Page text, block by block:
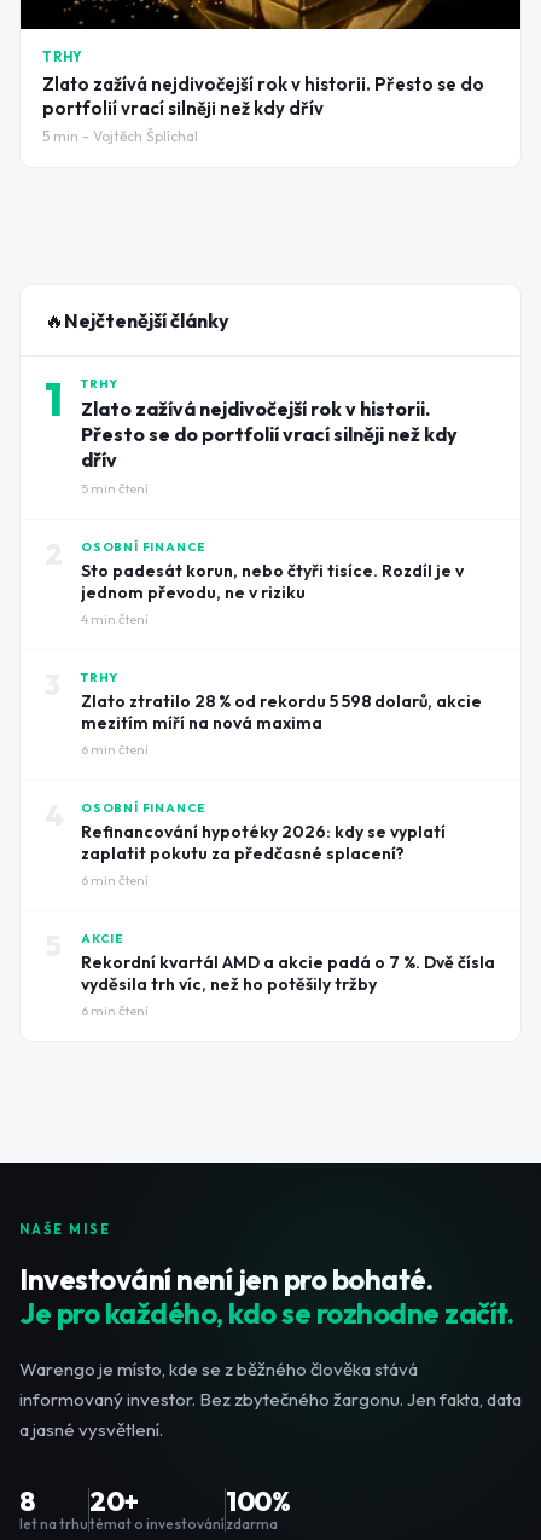
TRHY
Zlato zažívá nejdivočejší rok v historii. Přesto se do
portfolií vrací silněji než kdy dřív
5 min - Vojtěch Šplíchal
🔥 Nejčtenější články
1 TRHY
Zlato zažívá nejdivočejší rok v historii.
Přesto se do portfolií vrací silněji než kdy
dřív
5 min čtení
OSOBNÍ FINANCE
Sto padesát korun, nebo čtyři tisíce. Rozdíl je v
jednom převodu, ne v riziku
4 min čtení
TRHY
Zlato ztratilo 28 % od rekordu 5 598 dolarů, akcie
mezitím míří na nová maxima
6 min čtení
OSOBNÍ FINANCE
Refinancování hypotéky 2026: kdy se vyplatí
zaplatit pokutu za předčasné splacení?
6 min čtení
AKCIE
Rekordní kvartál AMD a akcie padá o 7 %. Dvě čísla
vyděsila trh víc, než ho potěšily tržby
6 min čtení
NAŠE MISE
Investování není jen pro bohaté.
Je pro každého, kdo se rozhodne začít.
Warengo je místo, kde se z běžného člověka stává
informovaný investor. Bez zbytečného žargonu. Jen fakta, data
a jasné vysvětlení.
8
let na trhu
20+
témat o investování
100%
zdarma